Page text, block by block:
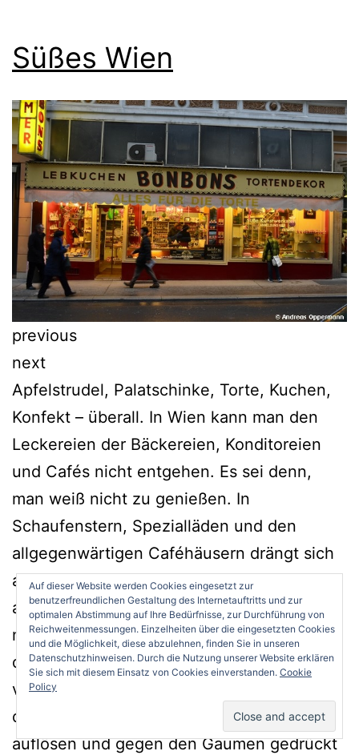
Süßes Wien
previous
next
Apfelstrudel, Palatschinke, Torte, Kuchen,
Konfekt – überall. In Wien kann man den
Leckereien der Bäckereien, Konditoreien
und Cafés nicht entgehen. Es sei denn,
man weiß nicht zu genießen. In
Schaufenstern, Spezialläden und den
allgegenwärtigen Caféhäusern drängt sich
all das, was sich mit Zucker Feines
anstellen lässt, ins Auge. Und dann
natürlich in den Mund, wo sich die Aromen
dank des süßen Geschmackträgers herrlich
verteilen, wo sich die Cremes und Strudel,
die Kuchen und Torten zart auf der Zunge
auflösen und gegen den Gaumen gedrückt
Auf dieser Website werden Cookies eingesetzt zur
benutzerfreundlichen Gestaltung des Internetauftritts und zur
optimalen Abstimmung auf Ihre Bedürfnisse, zur Durchführung von
Reichweitenmessungen. Einzelheiten über die eingesetzten Cookies
und die Möglichkeit, diese abzulehnen, finden Sie in unseren
Datenschutzhinweisen. Durch die Nutzung unserer Website erklären
Sie sich mit diesem Einsatz von Cookies einverstanden. Cookie
Policy